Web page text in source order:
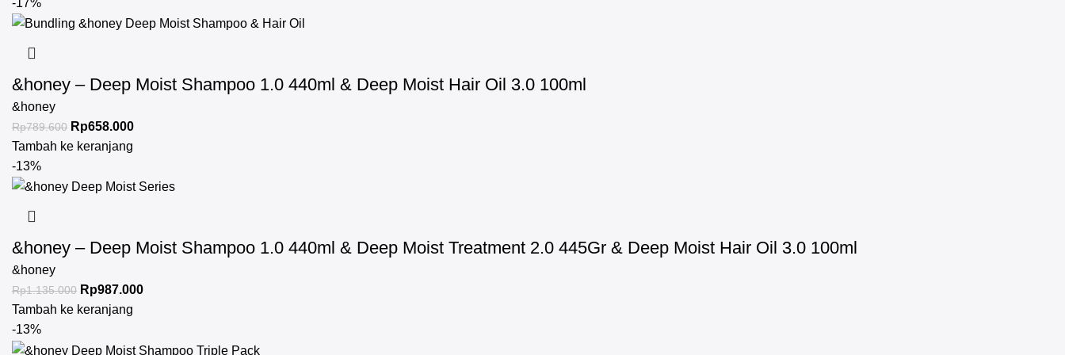
&honey – Deep Moist Shampoo 1.0 440ml & Deep Moist Hair Oil 3.0 100ml
&honey
Rp789.600 Rp658.000
Tambah ke keranjang
-13%
&honey – Deep Moist Shampoo 1.0 440ml & Deep Moist Treatment 2.0 445Gr & Deep Moist Hair Oil 3.0 100ml
&honey
Rp1.135.000 Rp987.000
Tambah ke keranjang
-13%